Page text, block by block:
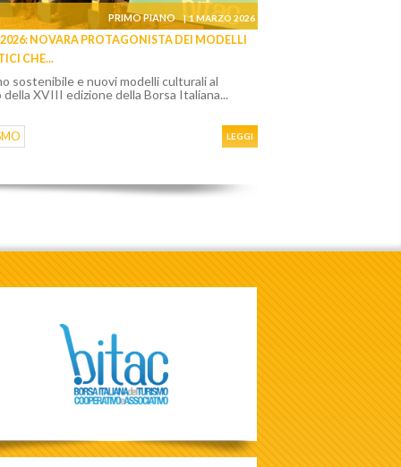
PRIMO PIANO | 1 MARZO 2026
NOVARA PROTAGONISTA DEI MODELLI
CHE...
sostenibile e nuovi modelli culturali al
XVIII edizione della Borsa Italiana...
LEGGI